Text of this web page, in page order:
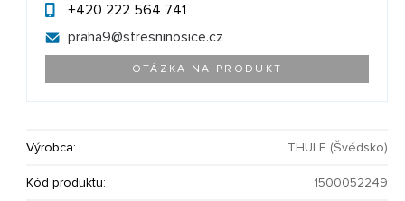
+420 222 564 741
praha9@stresninosice.cz
OTÁZKA NA PRODUKT
Výrobca: THULE (Švédsko)
Kód produktu: 1500052249